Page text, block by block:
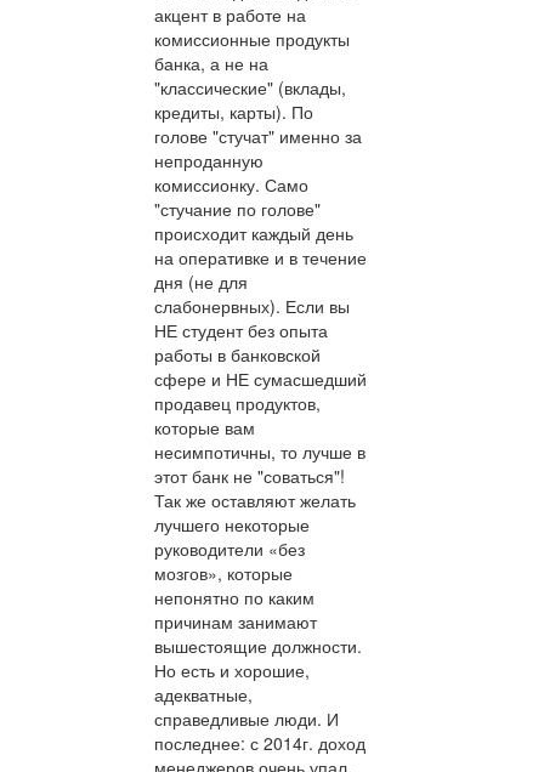
акцент в работе на
комиссионные продукты
банка, а не на
"классические" (вклады,
кредиты, карты). По
голове "стучат" именно за
непроданную
комиссионку. Само
"стучание по голове"
происходит каждый день
на оперативке и в течение
дня (не для
слабонервных). Если вы
НЕ студент без опыта
работы в банковской
сфере и НЕ сумасшедший
продавец продуктов,
которые вам
несимпотичны, то лучше в
этот банк не "соваться"!
Так же оставляют желать
лучшего некоторые
руководители «без
мозгов», которые
непонятно по каким
причинам занимают
вышестоящие должности.
Но есть и хорошие,
адекватные,
справедливые люди. И
последнее: с 2014г. доход
менеджеров очень упал.